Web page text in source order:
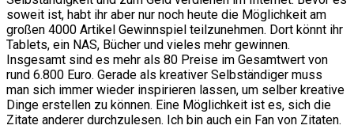
soweit ist, habt ihr aber nur noch heute die Möglichkeit am
großen 4000 Artikel Gewinnspiel teilzunehmen. Dort könnt ihr
Tablets, ein NAS, Bücher und vieles mehr gewinnen.
Insgesamt sind es mehr als 80 Preise im Gesamtwert von
rund 6.800 Euro. Gerade als kreativer Selbständiger muss
man sich immer wieder inspirieren lassen, um selber kreative
Dinge erstellen zu können. Eine Möglichkeit ist es, sich die
Zitate anderer durchzulesen. Ich bin auch ein Fan von Zitaten.